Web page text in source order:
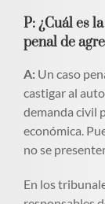
P: ¿Cuál es
penal de
A: Un caso
castigar al
demanda civil
económica.
no se
En los